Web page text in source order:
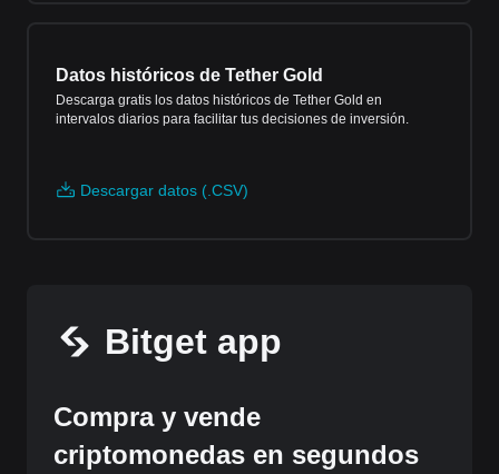
Datos históricos de Tether Gold
Descarga gratis los datos históricos de Tether Gold en
intervalos diarios para facilitar tus decisiones de inversión.
Descargar datos (.CSV)
Bitget app
Compra y vende
criptomonedas en segundos